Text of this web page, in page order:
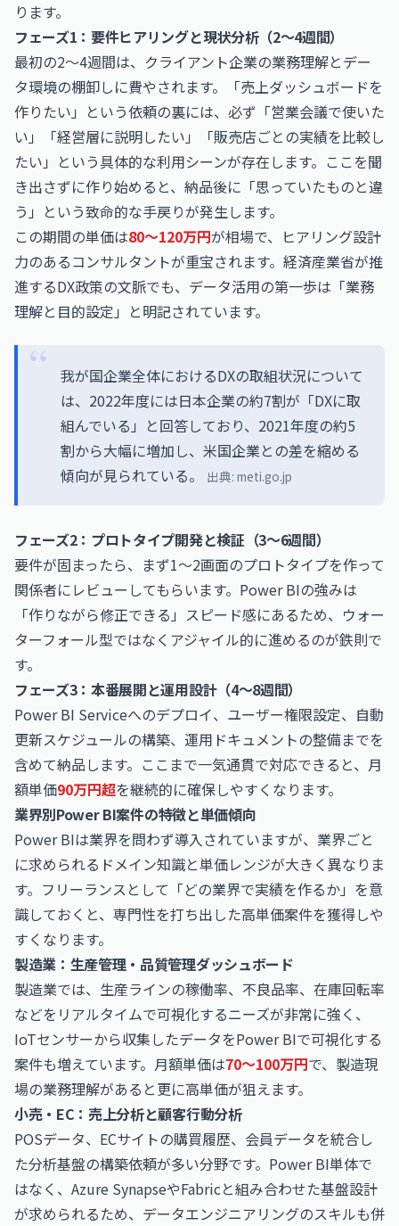
ります。
フェーズ1：要件ヒアリングと現状分析（2〜4週間）
最初の2〜4週間は、クライアント企業の業務理解とデー
タ環境の棚卸しに費やされます。「売上ダッシュボードを
作りたい」という依頼の裏には、必ず「営業会議で使いた
い」「経営層に説明したい」「販売店ごとの実績を比較し
たい」という具体的な利用シーンが存在します。ここを聞
き出さずに作り始めると、納品後に「思っていたものと違
う」という致命的な手戻りが発生します。
この期間の単価は80〜120万円が相場で、ヒアリング設計
力のあるコンサルタントが重宝されます。経済産業省が推
進するDX政策の文脈でも、データ活用の第一歩は「業務
理解と目的設定」と明記されています。
我が国企業全体におけるDXの取組状況について
は、2022年度には日本企業の約7割が「DXに取
組んでいる」と回答しており、2021年度の約5
割から大幅に増加し、米国企業との差を縮める
傾向が見られている。
出典: meti.go.jp
フェーズ2：プロトタイプ開発と検証（3〜6週間）
要件が固まったら、まず1〜2画面のプロトタイプを作って
関係者にレビューしてもらいます。Power BIの強みは
「作りながら修正できる」スピード感にあるため、ウォー
ターフォール型ではなくアジャイル的に進めるのが鉄則で
す。
フェーズ3：本番展開と運用設計（4〜8週間）
Power BI Serviceへのデプロイ、ユーザー権限設定、自動
更新スケジュールの構築、運用ドキュメントの整備までを
含めて納品します。ここまで一気通貫で対応できると、月
額単価90万円超を継続的に確保しやすくなります。
業界別Power BI案件の特徴と単価傾向
Power BIは業界を問わず導入されていますが、業界ごと
に求められるドメイン知識と単価レンジが大きく異なりま
す。フリーランスとして「どの業界で実績を作るか」を意
識しておくと、専門性を打ち出した高単価案件を獲得しや
すくなります。
製造業：生産管理・品質管理ダッシュボード
製造業では、生産ラインの稼働率、不良品率、在庫回転率
などをリアルタイムで可視化するニーズが非常に強く、
IoTセンサーから収集したデータをPower BIで可視化する
案件も増えています。月額単価は70〜100万円で、製造現
場の業務理解があると更に高単価が狙えます。
小売・EC：売上分析と顧客行動分析
POSデータ、ECサイトの購買履歴、会員データを統合し
た分析基盤の構築依頼が多い分野です。Power BI単体で
はなく、Azure SynapseやFabricと組み合わせた基盤設計
が求められるため、データエンジニアリングのスキルも併